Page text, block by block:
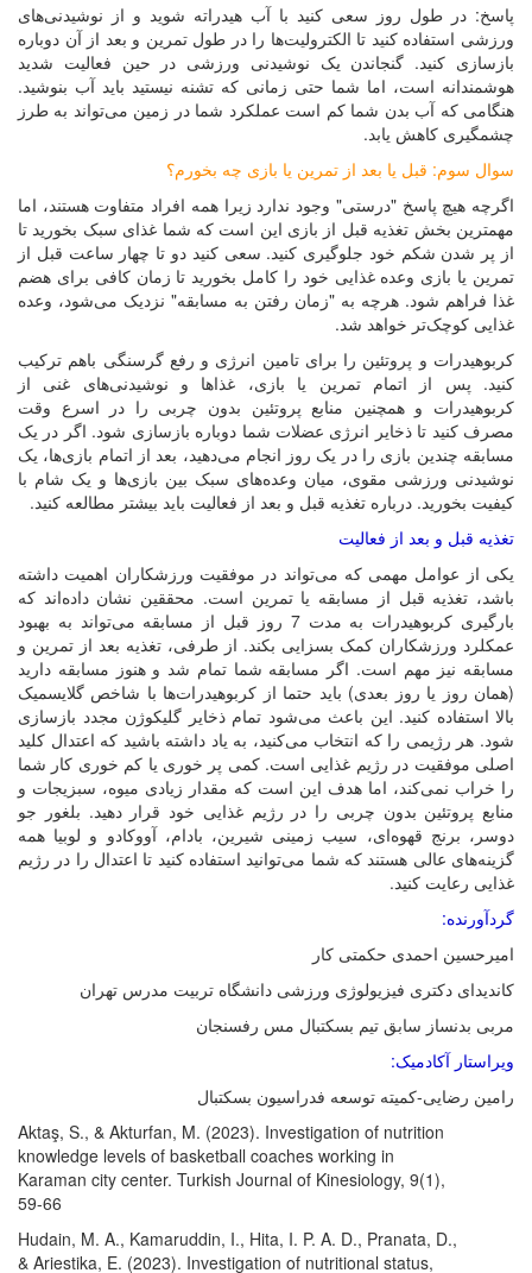
پاسخ: در طول روز سعی کنید با آب هیدراته شوید و از نوشیدنی‌های
ورزشی استفاده کنید تا الکترولیت‌ها را در طول تمرین و بعد از آن دوباره
بازسازی کنید. گنجاندن یک نوشیدنی ورزشی در حین فعالیت شدید
هوشمندانه است، اما شما حتی زمانی که تشنه نیستید باید آب بنوشید.
هنگامی که آب بدن شما کم است عملکرد شما در زمین می‌تواند به طرز
چشمگیری کاهش یابد.
سوال سوم: قبل یا بعد از تمرین یا بازی چه بخورم؟
اگرچه هیچ پاسخ "درستی" وجود ندارد زیرا همه افراد متفاوت هستند، اما
مهمترین بخش تغذیه قبل از بازی این است که شما غذای سبک بخورید تا
از پر شدن شکم خود جلوگیری کنید. سعی کنید دو تا چهار ساعت قبل از
تمرین یا بازی وعده غذایی خود را کامل بخورید تا زمان کافی برای هضم
غذا فراهم شود. هرچه به "زمان رفتن به مسابقه" نزدیک می‌شود، وعده
غذایی کوچک‌تر خواهد شد.
کربوهیدرات و پروتئین را برای تامین انرژی و رفع گرسنگی باهم ترکیب
کنید. پس از اتمام تمرین یا بازی، غذاها و نوشیدنی‌های غنی از
کربوهیدرات و همچنین منابع پروتئین بدون چربی را در اسرع وقت
مصرف کنید تا ذخایر انرژی عضلات شما دوباره بازسازی شود. اگر در یک
مسابقه چندین بازی را در یک روز انجام می‌دهید، بعد از اتمام بازی‌ها، یک
نوشیدنی ورزشی مقوی، میان وعده‌های سبک بین بازی‌ها و یک شام با
کیفیت بخورید. درباره تغذیه قبل و بعد از فعالیت باید بیشتر مطالعه کنید.
تغذیه قبل و بعد از فعالیت
یکی از عوامل مهمی که می‌تواند در موفقیت ورزشکاران اهمیت داشته
باشد، تغذیه قبل از مسابقه یا تمرین است. محققین نشان داده‌اند که
بارگیری کربوهیدرات به مدت 7 روز قبل از مسابقه می‌تواند به بهبود
عمکلرد ورزشکاران کمک بسزایی بکند. از طرفی، تغذیه بعد از تمرین و
مسابقه نیز مهم است. اگر مسابقه شما تمام شد و هنوز مسابقه دارید
(همان روز یا روز بعدی) باید حتما از کربوهیدرات‌ها با شاخص گلایسمیک
بالا استفاده کنید. این باعث می‌شود تمام ذخایر گلیکوژن مجدد بازسازی
شود. هر رژیمی را که انتخاب می‌کنید، به یاد داشته باشید که اعتدال کلید
اصلی موفقیت در رژیم غذایی است. کمی پر خوری یا کم خوری کار شما
را خراب نمی‌کند، اما هدف این است که مقدار زیادی میوه، سبزیجات و
منابع پروتئین بدون چربی را در رژیم غذایی خود قرار دهید. بلغور جو
دوسر، برنج قهوه‌ای، سیب زمینی شیرین، بادام، آووکادو و لوبیا همه
گزینه‌های عالی هستند که شما می‌توانید استفاده کنید تا اعتدال را در رژیم
غذایی رعایت کنید.
گردآورنده:
امیرحسین احمدی حکمتی کار
کاندیدای دکتری فیزیولوژی ورزشی دانشگاه تربیت مدرس تهران
مربی بدنساز سابق تیم بسکتبال مس رفسنجان
ویراستار آکادمیک:
رامین رضایی-کمیته توسعه فدراسیون بسکتبال
Aktaş, S., & Akturfan, M. (2023). Investigation of nutrition
knowledge levels of basketball coaches working in
Karaman city center. Turkish Journal of Kinesiology, 9(1),
59-66
Hudain, M. A., Kamaruddin, I., Hita, I. P. A. D., Pranata, D.,
& Ariestika, E. (2023). Investigation of nutritional status,